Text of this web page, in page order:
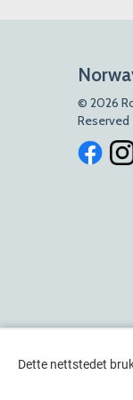
© 2026
Reserved
Dette nettstedet